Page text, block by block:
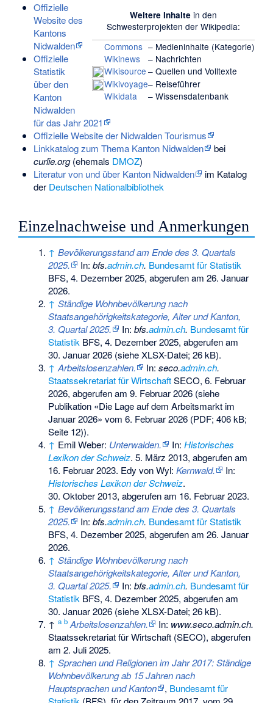
Weitere Inhalte in den
Schwesterprojekten der Wikipedia:
Commons – Medieninhalte (Kategorie)
Wikinews
– Nachrichten
Wikisource – Quellen und Volltexte
Wikivoyage– Reiseführer
Wikidata
– Wissensdatenbank
Offizielle
Website des
Kantons
Nidwalden
Offizielle
Statistik
über den
Kanton
Nidwalden
für das Jahr 2021
Offizielle Website der Nidwalden Tourismus
Linkkatalog zum Thema Kanton Nidwalden
bei
curlie.org(ehemals DMOZ)
Literatur von und über Kanton Nidwalden
im Katalog
der Deutschen Nationalbibliothek
Einzelnachweise und Anmerkungen
↑ Bevölkerungsstand am Ende des 3. Quartals
2025.
In:bfs.admin.ch. Bundesamt für Statistik
BFS, 4. Dezember 2025, abgerufen am 26. Januar
2026.
↑ Ständige Wohnbevölkerung nach
Staatsangehörigkeitskategorie, Alter und Kanton,
3. Quartal 2025.
In:bfs.admin.ch. Bundesamt für
Statistik BFS, 4. Dezember 2025, abgerufen am
30. Januar 2026 (siehe XLSX-Datei; 26 kB).
↑ Arbeitslosenzahlen. In:seco.admin.ch.
Staatssekretariat für WirtschaftSECO, 6. Februar
2026, abgerufen am 9. Februar 2026 (siehe
Publikation «Die Lage auf dem Arbeitsmarkt im
Januar 2026» vom 6. Februar 2026 (PDF; 406 kB;
Seite 12)).
↑ Emil Weber: Unterwalden. In:Historisches
Lexikon der Schweiz.5. März 2013, abgerufen am
16. Februar 2023. Edy von Wyl:Kernwald.
In:
Historisches Lexikon der Schweiz.
30. Oktober 2013, abgerufen am 16. Februar 2023.
↑ Bevölkerungsstand am Ende des 3. Quartals
2025.
In:bfs.admin.ch. Bundesamt für Statistik
BFS, 4. Dezember 2025, abgerufen am 26. Januar
2026.
↑ Ständige Wohnbevölkerung nach
Staatsangehörigkeitskategorie, Alter und Kanton,
3. Quartal 2025.
In:bfs.admin.ch. Bundesamt für
Statistik BFS, 4. Dezember 2025, abgerufen am
30. Januar 2026 (siehe XLSX-Datei; 26 kB).
↑a b Arbeitslosenzahlen. In: www.seco.admin.ch.
Staatssekretariat für Wirtschaft (SECO), abgerufen
am 2. Juli 2025.
↑ Sprachen und Religionen im Jahr 2017: Ständige
Wohnbevölkerung ab 15 Jahren nach
Hauptsprachen und Kanton
, Bundesamt für